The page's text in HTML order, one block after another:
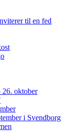
til en fed
26. oktober
i Svendborg